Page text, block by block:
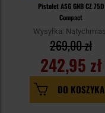
Pistolet ASG GNB CZ 75D
Compact
Wysyłka:
242,95 zł
269,00 zł
DO KOSZYKA